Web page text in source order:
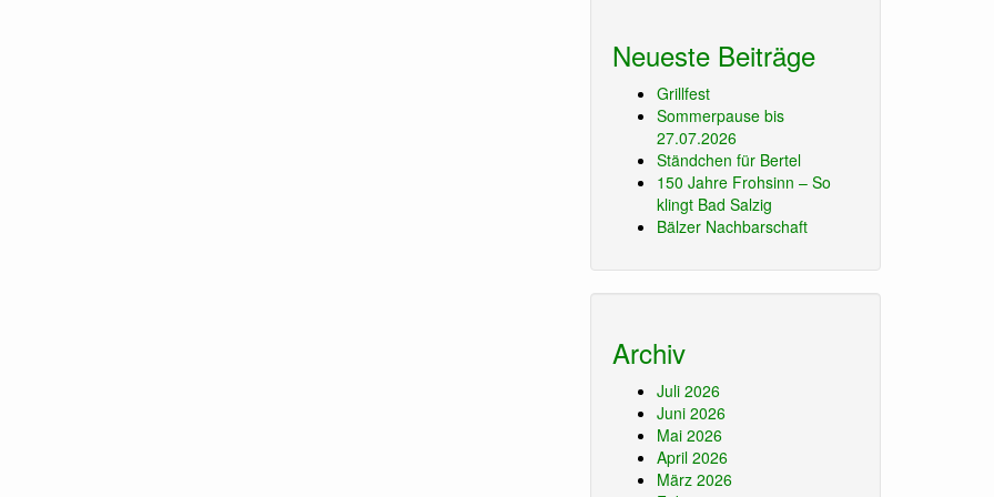
Neueste Beiträge
Grillfest
Sommerpause bis
27.07.2026
Ständchen für Bertel
150 Jahre Frohsinn – So
klingt Bad Salzig
Bälzer Nachbarschaft
Archiv
Juli 2026
Juni 2026
Mai 2026
April 2026
März 2026